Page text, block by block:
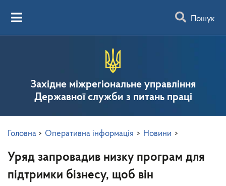
Пошук
Західне міжрегіональне управління
Державної служби з питань праці
Головна > Оперативна інформація > Новини >
Уряд запровадив низку програм для
підтримки бізнесу, щоб він